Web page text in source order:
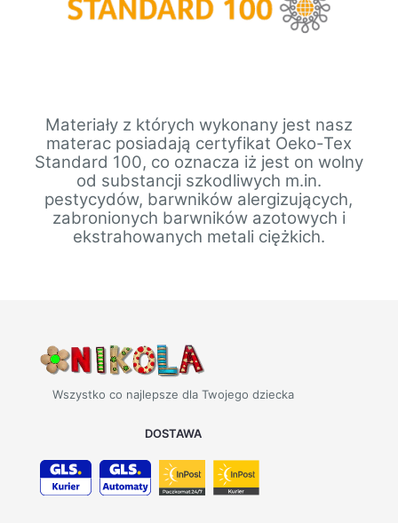
Materiały z których wykonany jest nasz
materac posiadają certyfikat Oeko-Tex
Standard 100, co oznacza iż jest on wolny
od substancji szkodliwych m.in.
pestycydów, barwników alergizujących,
zabronionych barwników azotowych i
ekstrahowanych metali ciężkich.
Wszystko co najlepsze dla Twojego dziecka
DOSTAWA